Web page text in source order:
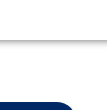
資料種類から請求